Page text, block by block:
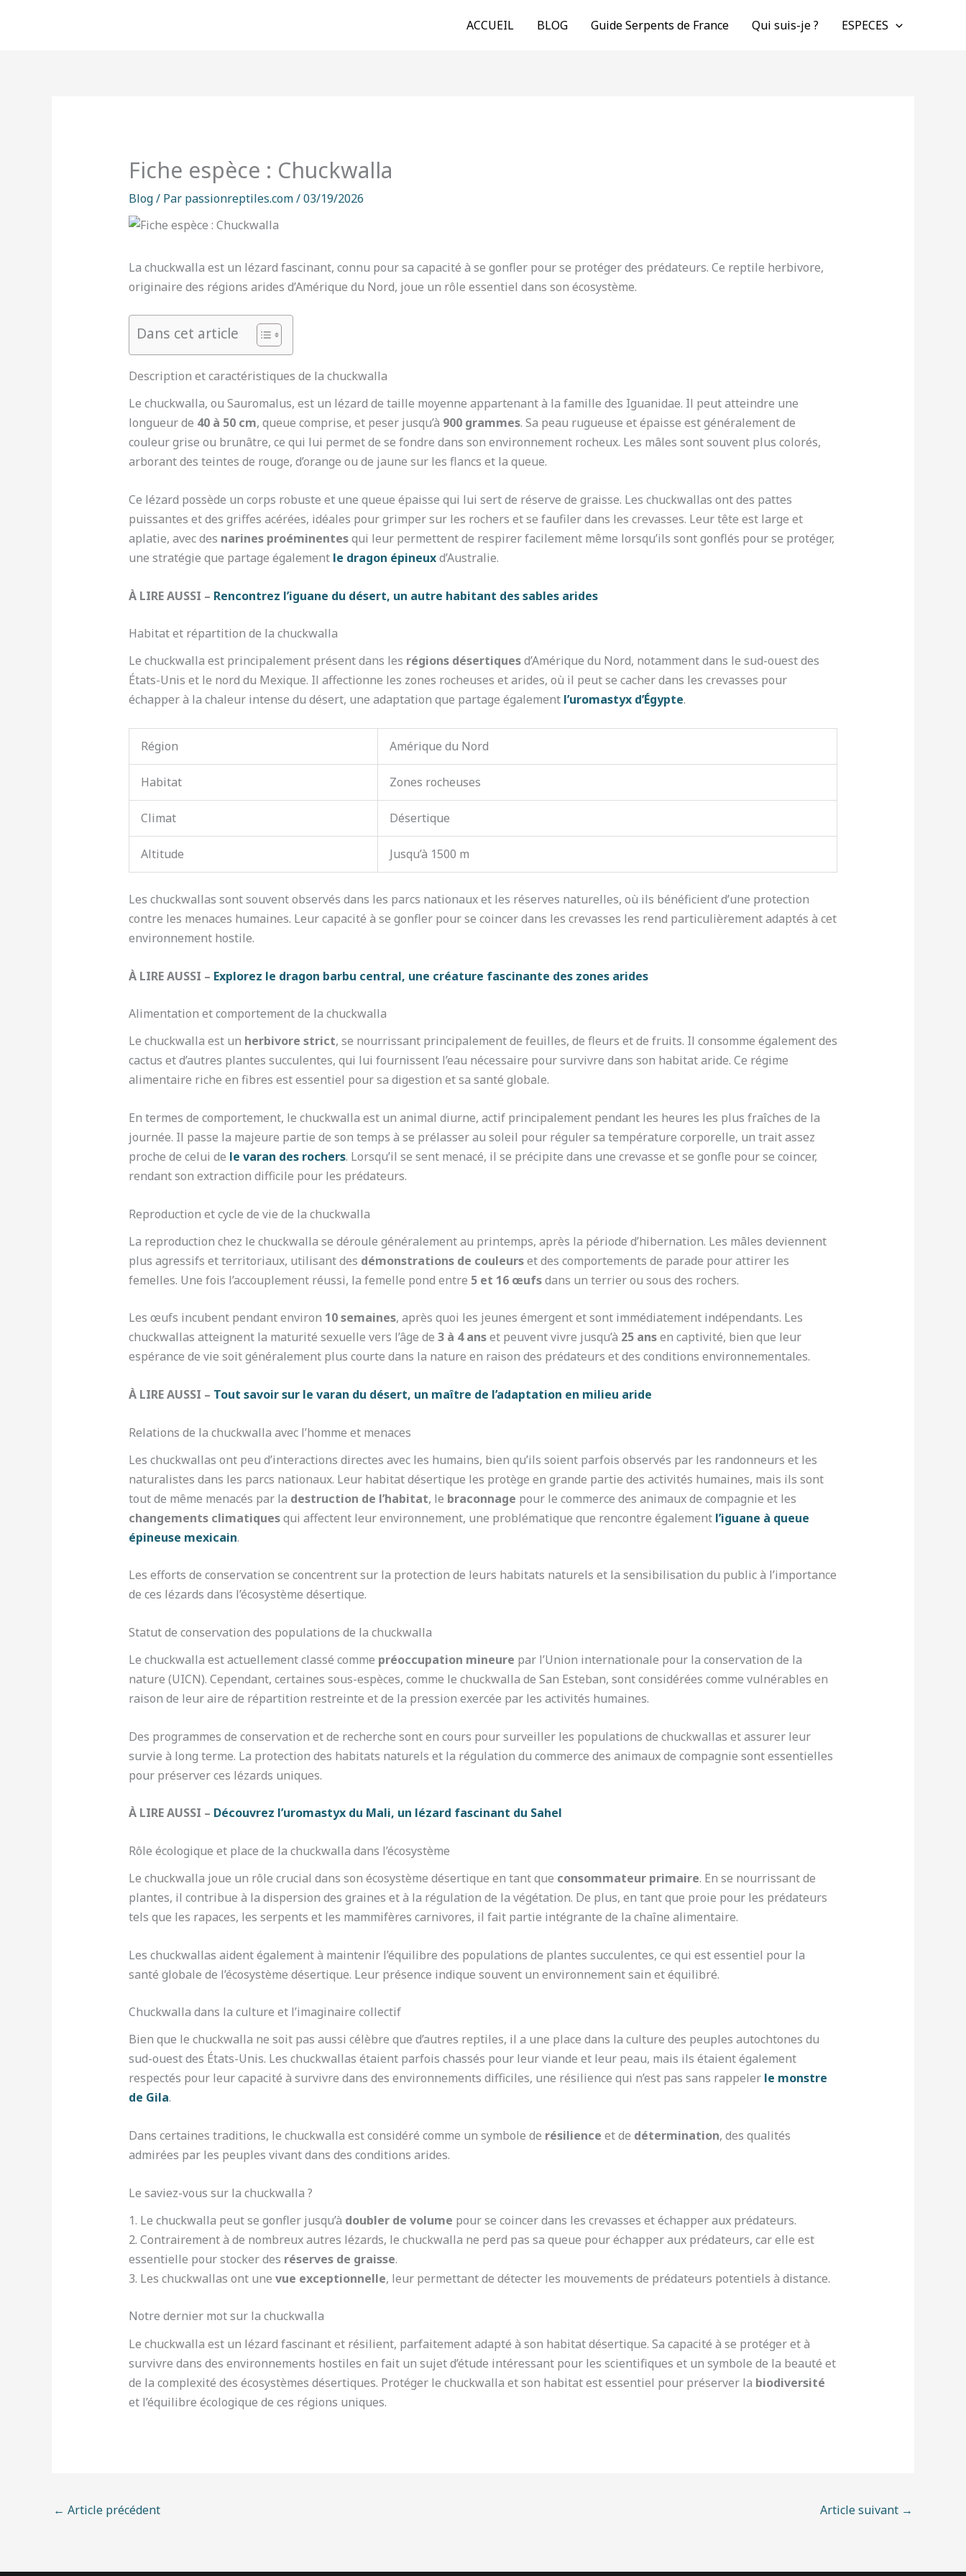
ACCUEIL BLOG Guide Serpents de France Qui suis-je ? ESPECES
Fiche espèce : Chuckwalla
Blog/ Par passionreptiles.com/03/19/2026
La chuckwalla est un lézard fascinant, connu pour sa capacité à se gonfler pour se protéger des prédateurs. Ce reptile herbivore,
originaire des régions arides d’Amérique du Nord, joue un rôle essentiel dans son écosystème.
Dans cet article
Description et caractéristiques de la chuckwalla
Le chuckwalla, ou Sauromalus, est un lézard de taille moyenne appartenant à la famille des Iguanidae. Il peut atteindre une
longueur de 40 à 50 cm, queue comprise, et peser jusqu’à 900 grammes. Sa peau rugueuse et épaisse est généralement de
couleur grise ou brunâtre, ce qui lui permet de se fondre dans son environnement rocheux. Les mâles sont souvent plus colorés,
arborant des teintes de rouge, d’orange ou de jaune sur les flancs et la queue.
Ce lézard possède un corps robuste et une queue épaisse qui lui sert de réserve de graisse. Les chuckwallas ont des pattes
puissantes et des griffes acérées, idéales pour grimper sur les rochers et se faufiler dans les crevasses. Leur tête est large et
aplatie, avec des narines proéminentesqui leur permettent de respirer facilement même lorsqu’ils sont gonflés pour se protéger,
une stratégie que partage également le dragon épineuxd’Australie.
À LIRE AUSSI – Rencontrez l’iguane du désert, un autre habitant des sables arides
Habitat et répartition de la chuckwalla
Le chuckwalla est principalement présent dans les régions désertiquesd’Amérique du Nord, notamment dans le sud-ouest des
États-Unis et le nord du Mexique. Il affectionne les zones rocheuses et arides, où il peut se cacher dans les crevasses pour
échapper à la chaleur intense du désert, une adaptation que partage également l’uromastyx d’Égypte.
Région Amérique du Nord
Habitat Zones rocheuses
Climat Désertique
Altitude Jusqu’à 1500 m
Les chuckwallas sont souvent observés dans les parcs nationaux et les réserves naturelles, où ils bénéficient d’une protection
contre les menaces humaines. Leur capacité à se gonfler pour se coincer dans les crevasses les rend particulièrement adaptés à cet
environnement hostile.
À LIRE AUSSI – Explorez le dragon barbu central, une créature fascinante des zones arides
Alimentation et comportement de la chuckwalla
Le chuckwalla est un herbivore strict, se nourrissant principalement de feuilles, de fleurs et de fruits. Il consomme également des
cactus et d’autres plantes succulentes, qui lui fournissent l’eau nécessaire pour survivre dans son habitat aride. Ce régime
alimentaire riche en fibres est essentiel pour sa digestion et sa santé globale.
En termes de comportement, le chuckwalla est un animal diurne, actif principalement pendant les heures les plus fraîches de la
journée. Il passe la majeure partie de son temps à se prélasser au soleil pour réguler sa température corporelle, un trait assez
proche de celui de le varan des rochers. Lorsqu’il se sent menacé, il se précipite dans une crevasse et se gonfle pour se coincer,
rendant son extraction difficile pour les prédateurs.
Reproduction et cycle de vie de la chuckwalla
La reproduction chez le chuckwalla se déroule généralement au printemps, après la période d’hibernation. Les mâles deviennent
plus agressifs et territoriaux, utilisant des démonstrations de couleurset des comportements de parade pour attirer les
femelles. Une fois l’accouplement réussi, la femelle pond entre 5 et 16 œufsdans un terrier ou sous des rochers.
Les œufs incubent pendant environ 10 semaines, après quoi les jeunes émergent et sont immédiatement indépendants. Les
chuckwallas atteignent la maturité sexuelle vers l’âge de 3 à 4 anset peuvent vivre jusqu’à 25 ansen captivité, bien que leur
espérance de vie soit généralement plus courte dans la nature en raison des prédateurs et des conditions environnementales.
À LIRE AUSSI – Tout savoir sur le varan du désert, un maître de l’adaptation en milieu aride
Relations de la chuckwalla avec l’homme et menaces
Les chuckwallas ont peu d’interactions directes avec les humains, bien qu’ils soient parfois observés par les randonneurs et les
naturalistes dans les parcs nationaux. Leur habitat désertique les protège en grande partie des activités humaines, mais ils sont
tout de même menacés par la destruction de l’habitat, le braconnage pour le commerce des animaux de compagnie et les
changements climatiquesqui affectent leur environnement, une problématique que rencontre également l’iguane à queue
épineuse mexicain.
Les efforts de conservation se concentrent sur la protection de leurs habitats naturels et la sensibilisation du public à l’importance
de ces lézards dans l’écosystème désertique.
Statut de conservation des populations de la chuckwalla
Le chuckwalla est actuellement classé comme préoccupation mineure par l’Union internationale pour la conservation de la
nature (UICN). Cependant, certaines sous-espèces, comme le chuckwalla de San Esteban, sont considérées comme vulnérables en
raison de leur aire de répartition restreinte et de la pression exercée par les activités humaines.
Des programmes de conservation et de recherche sont en cours pour surveiller les populations de chuckwallas et assurer leur
survie à long terme. La protection des habitats naturels et la régulation du commerce des animaux de compagnie sont essentielles
pour préserver ces lézards uniques.
À LIRE AUSSI – Découvrez l’uromastyx du Mali, un lézard fascinant du Sahel
Rôle écologique et place de la chuckwalla dans l’écosystème
Le chuckwalla joue un rôle crucial dans son écosystème désertique en tant que consommateur primaire. En se nourrissant de
plantes, il contribue à la dispersion des graines et à la régulation de la végétation. De plus, en tant que proie pour les prédateurs
tels que les rapaces, les serpents et les mammifères carnivores, il fait partie intégrante de la chaîne alimentaire.
Les chuckwallas aident également à maintenir l’équilibre des populations de plantes succulentes, ce qui est essentiel pour la
santé globale de l’écosystème désertique. Leur présence indique souvent un environnement sain et équilibré.
Chuckwalla dans la culture et l’imaginaire collectif
Bien que le chuckwalla ne soit pas aussi célèbre que d’autres reptiles, il a une place dans la culture des peuples autochtones du
sud-ouest des États-Unis. Les chuckwallas étaient parfois chassés pour leur viande et leur peau, mais ils étaient également
respectés pour leur capacité à survivre dans des environnements difficiles, une résilience qui n’est pas sans rappeler le monstre
de Gila.
Dans certaines traditions, le chuckwalla est considéré comme un symbole de résilience et de détermination, des qualités
admirées par les peuples vivant dans des conditions arides.
Le saviez-vous sur la chuckwalla ?
1. Le chuckwalla peut se gonfler jusqu’à doubler de volume pour se coincer dans les crevasses et échapper aux prédateurs.
2. Contrairement à de nombreux autres lézards, le chuckwalla ne perd pas sa queue pour échapper aux prédateurs, car elle est
essentielle pour stocker des réserves de graisse.
3. Les chuckwallas ont une vue exceptionnelle, leur permettant de détecter les mouvements de prédateurs potentiels à distance.
Notre dernier mot sur la chuckwalla
Le chuckwalla est un lézard fascinant et résilient, parfaitement adapté à son habitat désertique. Sa capacité à se protéger et à
survivre dans des environnements hostiles en fait un sujet d’étude intéressant pour les scientifiques et un symbole de la beauté et
de la complexité des écosystèmes désertiques. Protéger le chuckwalla et son habitat est essentiel pour préserver la biodiversité
et l’équilibre écologique de ces régions uniques.
← Article précédent Article suivant →